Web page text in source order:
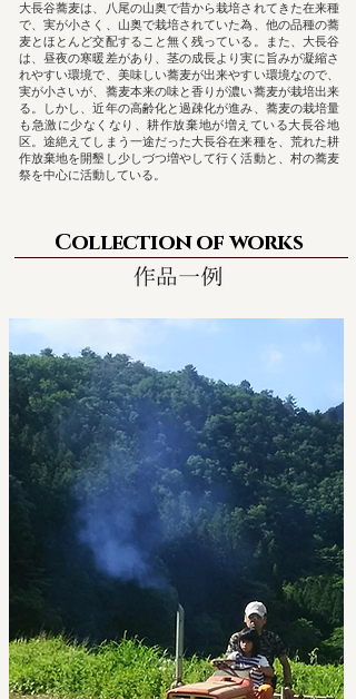
大長谷蕎麦は、八尾の山奥で昔から栽培されてきた在来種
で、実が小さく、山奥で栽培されていた為、他の品種の蕎
麦とほとんど交配すること無く残っている。また、大長谷
は、昼夜の寒暖差があり、茎の成長より実に旨みが凝縮さ
れやすい環境で、美味しい蕎麦が出来やすい環境なので、
実が小さいが、蕎麦本来の味と香りが濃い蕎麦が栽培出来
る。しかし、近年の高齢化と過疎化が進み、蕎麦の栽培量
も急激に少なくなり、耕作放棄地が増えている大長谷地
区。途絶えてしまう一途だった大長谷在来種を、荒れた耕
作放棄地を開墾し少しづつ増やして行く活動と、村の蕎麦
祭を中心に活動している。
Collection of works